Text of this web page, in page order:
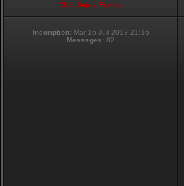
Club Supra France
Inscription: Mar 16 Juil 2013 21:16
Messages: 82